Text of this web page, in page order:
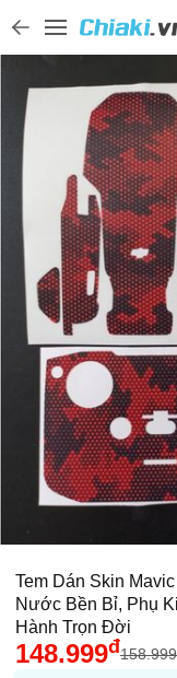
Tem Dán Skin
Nước Bền Bỉ, Phụ
Hành Trọn Đời
148.999đ158.999